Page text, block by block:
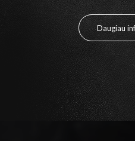
Daugiau